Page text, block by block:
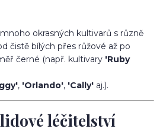
okrasných kultivarů s různě
čistě bílých přes růžové až po
černé (např. kultivary 'Ruby
, 'Orlando', 'Cally' aj.).
léčitelství